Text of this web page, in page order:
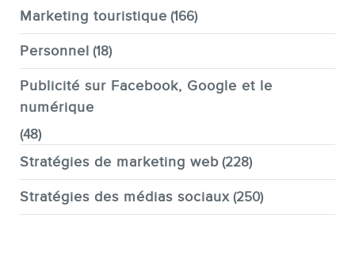
Marketing touristique (166)
Personnel (18)
Publicité sur Facebook, Google et le
numérique
(48)
Stratégies de marketing web (228)
Stratégies des médias sociaux (250)